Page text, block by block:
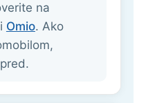
na
Omio. Ako